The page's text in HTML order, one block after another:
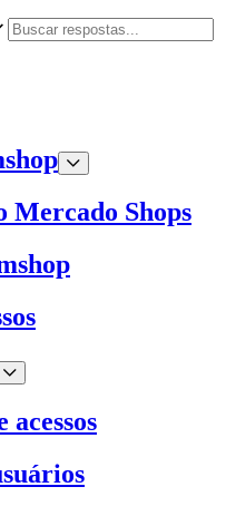
Mercado Shops
acessos